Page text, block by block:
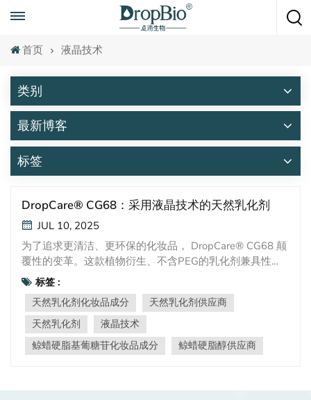
+86 15951008670
首页 液晶技术
类别
最新博客
标签
DropCare® CG68：采用液晶技术的天然乳化剂
JUL 10, 2025
为了追求更清洁、更环保的化妆品， DropCare® CG68 颠
覆性的变革。这款植物衍生、不含PEG的乳化剂兼具性
能、安全性和可持续性，同时形成稳定的 液晶 在您的配方
中。这就是为什么它值得在您的下一个护肤或护发产品中
占有一席之地。主要特点和优势✅ 100% 天然来源:源自椰
子油脂肪酸和玉米葡萄糖。✅ 不含PEG且非离子:零乙氧基
化基团、环氧乙烷或二恶烷风险。✅ 液晶技术:形成稳定、
亲肤的层状结构，增强乳液的完整性。✅ ECOCERT认证:
标签 :
天然乳化剂化妆品成分
天然乳化剂供应商
天然乳化剂
液晶技术
鲸蜡硬脂基葡糖苷化妆品成分
鲸蜡硬脂醇供应商